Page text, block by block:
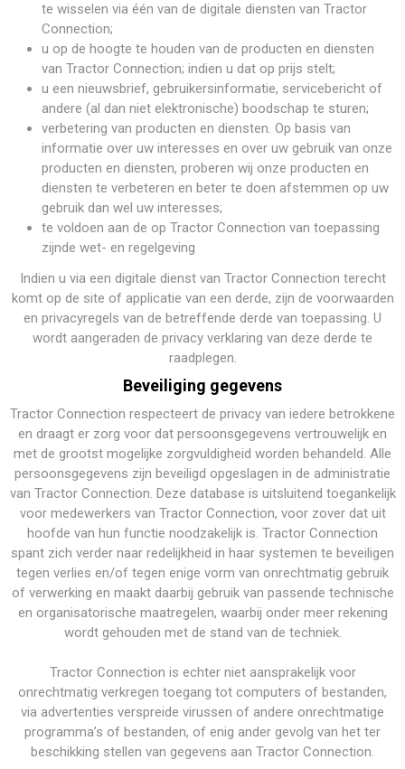
te wisselen via één van de digitale diensten van Tractor
Connection;
u op de hoogte te houden van de producten en diensten
van Tractor Connection; indien u dat op prijs stelt;
u een nieuwsbrief, gebruikersinformatie, servicebericht of
andere (al dan niet elektronische) boodschap te sturen;
verbetering van producten en diensten. Op basis van
informatie over uw interesses en over uw gebruik van onze
producten en diensten, proberen wij onze producten en
diensten te verbeteren en beter te doen afstemmen op uw
gebruik dan wel uw interesses;
te voldoen aan de op Tractor Connection van toepassing
zijnde wet- en regelgeving
Indien u via een digitale dienst van Tractor Connection terecht
komt op de site of applicatie van een derde, zijn de voorwaarden
en privacyregels van de betreffende derde van toepassing. U
wordt aangeraden de privacy verklaring van deze derde te
raadplegen.
Beveiliging gegevens
Tractor Connection respecteert de privacy van iedere betrokkene
en draagt er zorg voor dat persoonsgegevens vertrouwelijk en
met de grootst mogelijke zorgvuldigheid worden behandeld. Alle
persoonsgegevens zijn beveiligd opgeslagen in de administratie
van Tractor Connection. Deze database is uitsluitend toegankelijk
voor medewerkers van Tractor Connection, voor zover dat uit
hoofde van hun functie noodzakelijk is. Tractor Connection
spant zich verder naar redelijkheid in haar systemen te beveiligen
tegen verlies en/of tegen enige vorm van onrechtmatig gebruik
of verwerking en maakt daarbij gebruik van passende technische
en organisatorische maatregelen, waarbij onder meer rekening
wordt gehouden met de stand van de techniek.
Tractor Connection is echter niet aansprakelijk voor
onrechtmatig verkregen toegang tot computers of bestanden,
via advertenties verspreide virussen of andere onrechtmatige
programma’s of bestanden, of enig ander gevolg van het ter
beschikking stellen van gegevens aan Tractor Connection.